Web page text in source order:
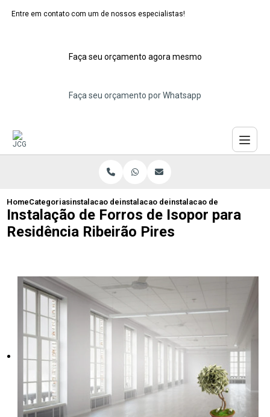
Entre em contato com um de nossos especialistas!
Faça seu orçamento agora mesmo
Faça seu orçamento por Whatsapp
HomeCategoriasinstalacao de forros de isopor
instalacao de forro de isopor maua
instalacao de forros de
Instalação de Forros de Isopor para
Residência Ribeirão Pires